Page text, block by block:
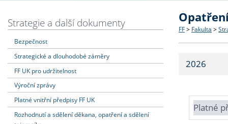
Dozvědět se více
Struktura
Strategie
Fakultní
Podat přihlášku
Co
Učitelské
Dozvědět se více
Dozvědět se více
O vědě a
Dozvědět se více
Aktuální
Strategie a další dokumenty
Bezpečnost
Strategické a dlouhodobé záměry
FF UK pro udržitelnost
Výroční zprávy
Platné vnitřní předpisy FF UK
Rozhodnutí a sdělení děkana, opatření a sdělení
FF > Fakulta >
2026
Platné